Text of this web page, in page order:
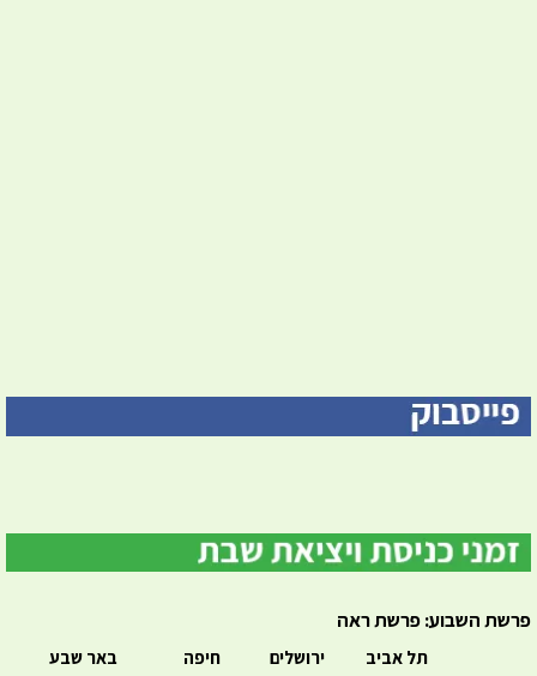
פרשת השבוע: פרשת ראה
תל אביב
ירושלים
חיפה
באר שבע